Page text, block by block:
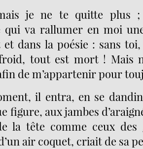
je ne te quitte plus
qui va rallumer en moi
et dans la poésie : sans
tout est mort ! Mais
de m’appartenir pour
il entra, en se
figure, aux jambes
la tête comme ceux des
air coquet, criait de sa